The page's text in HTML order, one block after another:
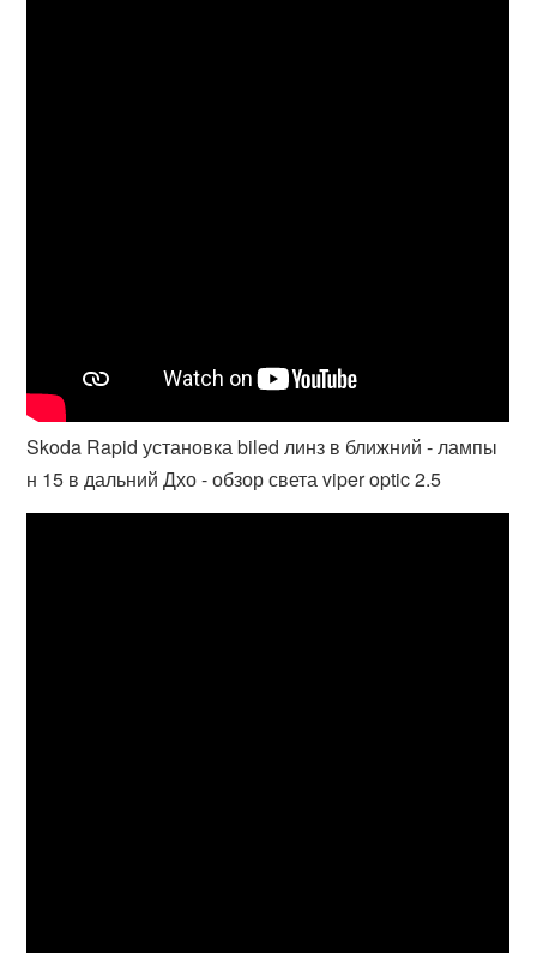
Skoda Rapid установка biled линз в ближний - лампы
н 15 в дальний Дхо - обзор света viper optic 2.5